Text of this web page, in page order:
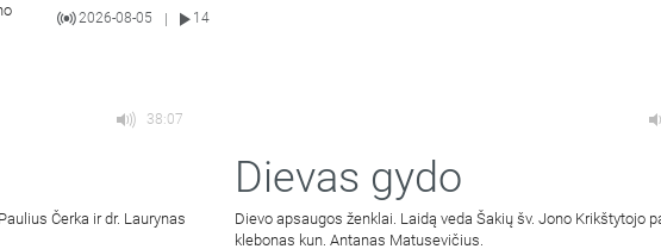
2026-08-05 14
38:07
Čerka ir dr. Laurynas
Dievas gydo
Dievo apsaugos ženklai. Laidą veda Šakių šv. Jono Krikštytojo
klebonas kun. Antanas Matusevičius.